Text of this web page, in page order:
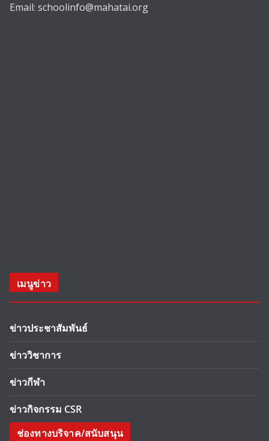
Email: schoolinfo@mahatai.org
เมนูข่าว
ข่าวประชาสัมพันธ์
ข่าววิชาการ
ข่าวกีฬา
ข่าวกิจกรรม CSR
ช่องทางบริจาค/สนับสนุน